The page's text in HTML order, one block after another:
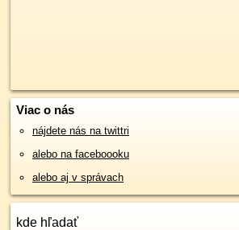
Viac o nás
nájdete nás na twittri
alebo na faceboooku
alebo aj v správach
kde hľadať